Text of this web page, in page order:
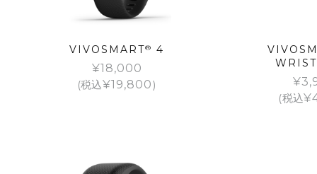
VIVOSMART® 4
¥18,000
(税込¥19,800) ¥
(税込¥